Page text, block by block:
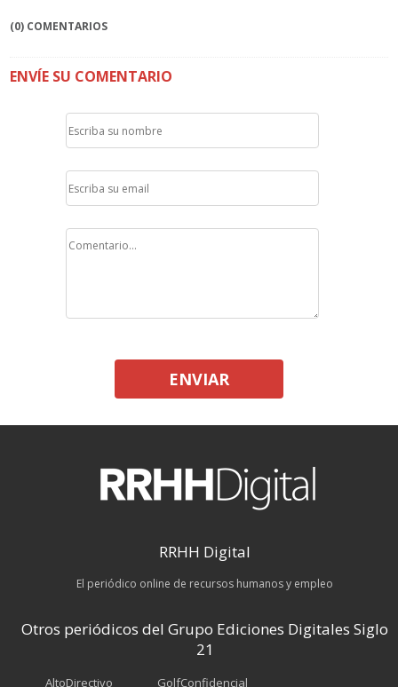
(0) COMENTARIOS
ENVÍE SU COMENTARIO
ENVIAR
RRHH Digital
El periódico online de recursos humanos y empleo
Otros periódicos del Grupo Ediciones Digitales Siglo
21
AltoDirectivo GolfConfidencial